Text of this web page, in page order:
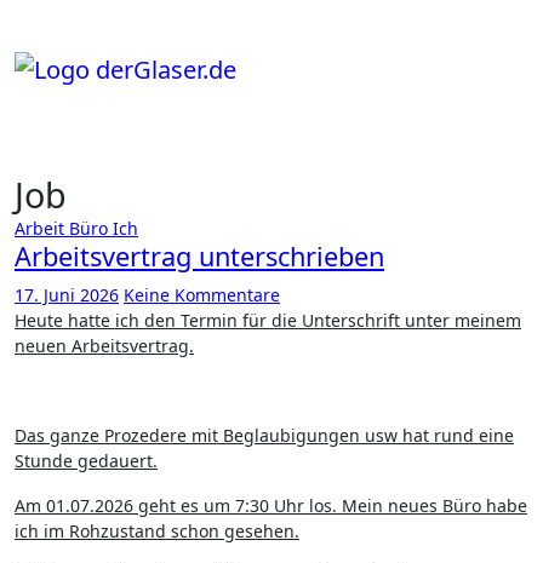
springen
Job
Arbeit Büro Ich
Arbeitsvertrag unterschrieben
17. Juni 2026 Keine Kommentare
Heute hatte ich den Termin für die Unterschrift unter meinem
neuen Arbeitsvertrag.
Das ganze Prozedere mit Beglaubigungen usw hat rund eine
Stunde gedauert.
Am 01.07.2026 geht es um 7:30 Uhr los. Mein neues Büro habe
ich im Rohzustand schon gesehen.